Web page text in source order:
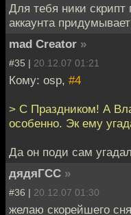
Для тебя ники скрипт
аккаунта
mad Creator »
#35 | 20.12.07 01:21
Кому: osp, #4
> С Праздником! А
особенно. Эк ему
Да он поди сам
дядяГСС »
#36 | 20.12.07 01:30
желаю скорейшего